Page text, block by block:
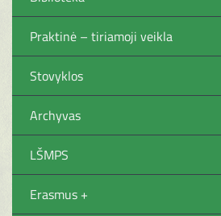
Praktinė – tiriamoji veikla
Stovyklos
Archyvas
LŠMPS
Erasmus +